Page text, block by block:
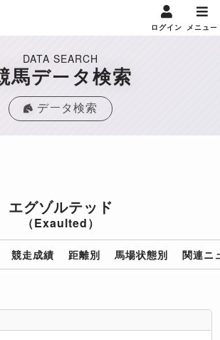
ログイン メニュー
DATA SEARCH
馬データ検索
データ検索
エグゾルテッド
（Exaulted）
競走成績 距離別 馬場状態別 関連ニ